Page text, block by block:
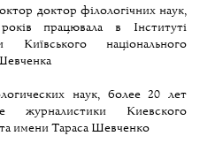
доктор філологічних наук,
працювала в Інституті
Київського національного
наук, более 20 лет
журналистики Киевского
имени Тараса Шевченко